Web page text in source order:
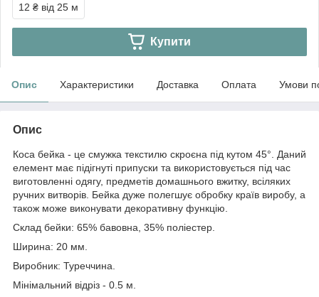
12 ₴ від 25 м
Купити
Опис Характеристики Доставка Оплата Умови
Опис
Коса бейка - це смужка текстилю скроєна під кутом 45°. Даний
елемент має підігнуті припуски та використовується під час
виготовленні одягу, предметів домашнього вжитку, всіляких
ручних витворів. Бейка дуже полегшує обробку країв виробу, а
також може виконувати декоративну функцію.
Склад бейки: 65% бавовна, 35% поліестер.
Ширина: 20 мм.
Виробник: Туреччина.
Мінімальний відріз - 0.5 м.